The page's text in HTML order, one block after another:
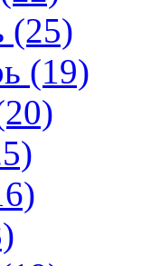
(25)
(19)